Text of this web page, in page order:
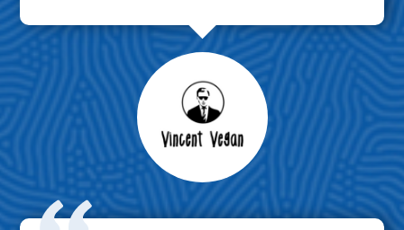
Max Mustermann
Unternehmen AG